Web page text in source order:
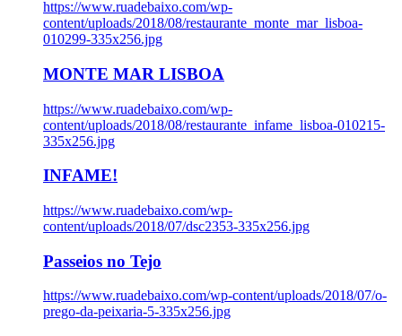
https://www.ruadebaixo.com/wp-
content/uploads/2018/08/restaurante_monte_mar_lisboa-
010299-335x256.jpg
MONTE MAR LISBOA
https://www.ruadebaixo.com/wp-
content/uploads/2018/08/restaurante_infame_lisboa-010215-
335x256.jpg
INFAME!
https://www.ruadebaixo.com/wp-
content/uploads/2018/07/dsc2353-335x256.jpg
Passeios no Tejo
https://www.ruadebaixo.com/wp-content/uploads/2018/07/o-
prego-da-peixaria-5-335x256.jpg